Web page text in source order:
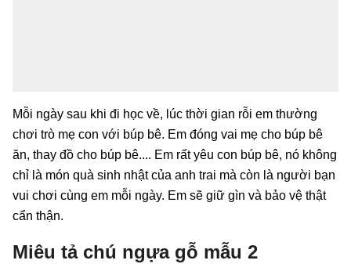
Mỗi ngày sau khi đi học về, lúc thời gian rỗi em thường
chơi trò mẹ con với búp bê. Em đóng vai mẹ cho búp bê
ăn, thay đồ cho búp bê.... Em rất yêu con búp bê, nó không
chỉ là món quà sinh nhật của anh trai mà còn là người bạn
vui chơi cùng em mỗi ngày. Em sẽ giữ gìn và bảo vệ thật
cẩn thận.
Miêu tả chú ngựa gỗ mẫu 2